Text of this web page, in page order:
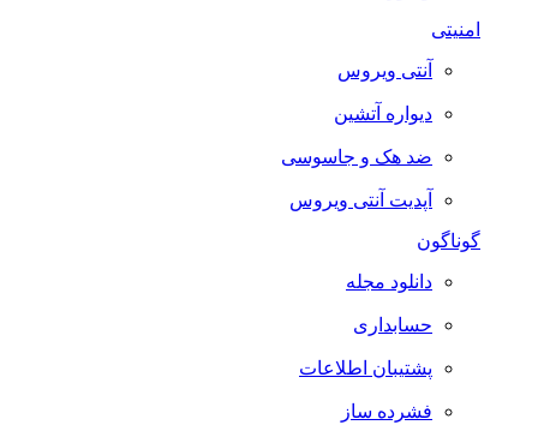
امنیتی
آنتی ویروس
دیواره آتشین
ضد هک و جاسوسی
آپدیت آنتی ویروس
گوناگون
دانلود مجله
حسابداری
پشتیبان اطلاعات
فشرده ساز